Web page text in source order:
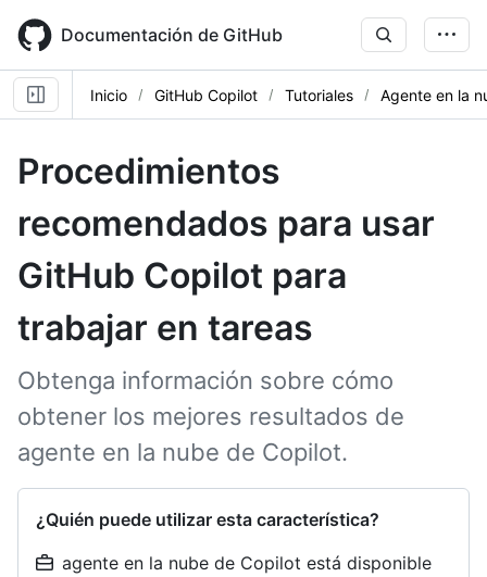
main
content
Documentación de GitHub
Inicio GitHub Copilot Tutoriales Agente en la
Procedimientos
recomendados para usar
GitHub Copilot para
trabajar en tareas
Obtenga información sobre cómo
obtener los mejores resultados de
agente en la nube de Copilot.
¿Quién puede utilizar esta característica?
agente en la nube de Copilot está disponible